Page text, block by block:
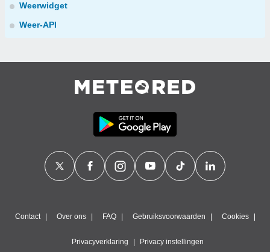
Weerwidget
Weer-API
Contact Over ons FAQ Gebruiksvoorwaarden Cookies
Privacyverklaring Privacy instellingen